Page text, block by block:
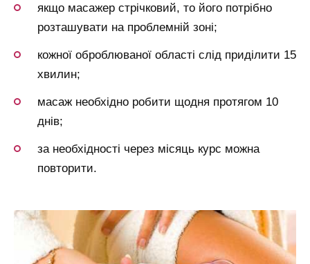
якщо масажер стрічковий, то його потрібно
розташувати на проблемній зоні;
кожної оброблюваної області слід приділити 15
хвилин;
масаж необхідно робити щодня протягом 10
днів;
за необхідності через місяць курс можна
повторити.